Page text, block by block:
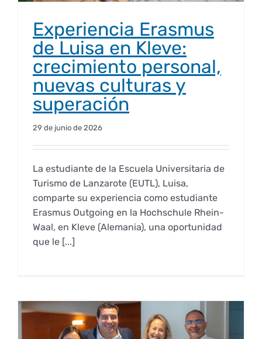
Experiencia Erasmus
de Luisa en Kleve:
crecimiento personal,
nuevas culturas y
superación
29 de junio de 2026
La estudiante de la Escuela Universitaria de
Turismo de Lanzarote (EUTL), Luisa,
comparte su experiencia como estudiante
Erasmus Outgoing en la Hochschule Rhein-
Waal, en Kleve (Alemania), una oportunidad
que le [...]